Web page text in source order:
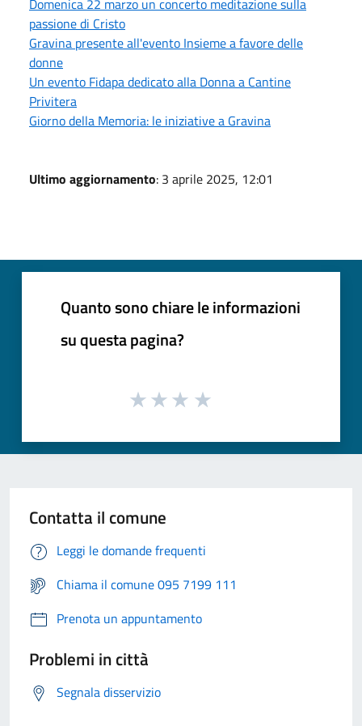
passione di Cristo
Gravina presente all'evento Insieme a favore delle
donne
Un evento Fidapa dedicato alla Donna a Cantine
Privitera
Giorno della Memoria: le iniziative a Gravina
Ultimo aggiornamento: 3 aprile 2025, 12:01
Quanto sono chiare le informazioni
su questa pagina?
Contatta il comune
Leggi le domande frequenti
Chiama il comune 095 7199 111
Prenota un appuntamento
Problemi in città
Segnala disservizio